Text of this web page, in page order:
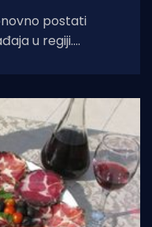
postati
u regiji.